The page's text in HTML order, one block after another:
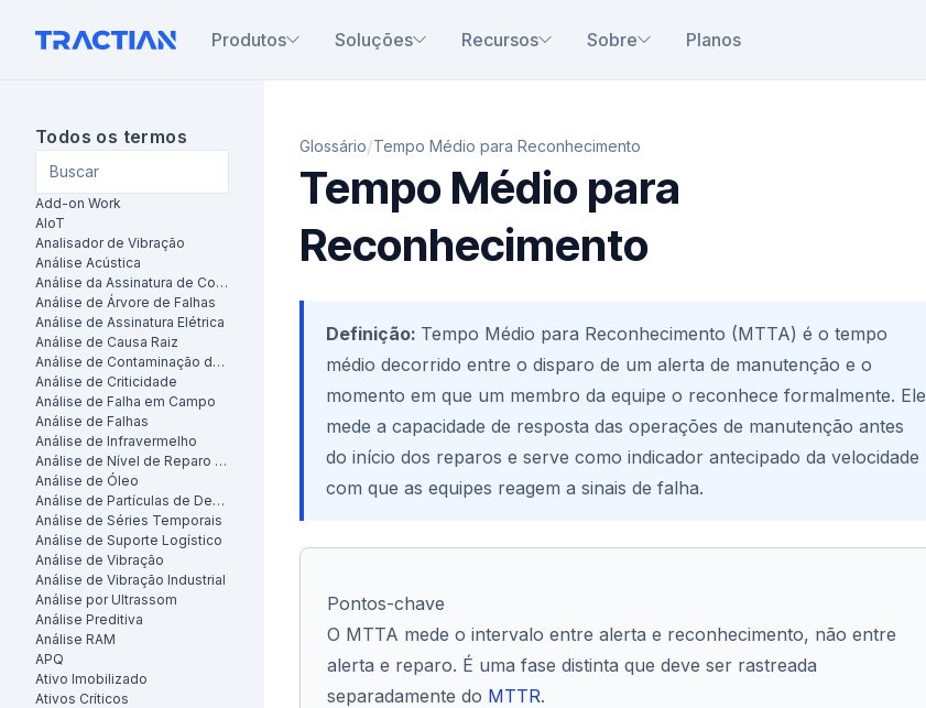
Produtos Soluções Recursos Sobre Planos
Todos os termos
Add-on Work
AIoT
Analisador de Vibração
Análise Acústica
Análise da Assinatura de Corrente do Motor (MCSA)
Análise de Árvore de Falhas
Análise de Assinatura Elétrica
Análise de Causa Raiz
Análise de Contaminação de Óleo
Análise de Criticidade
Análise de Falha em Campo
Análise de Falhas
Análise de Infravermelho
Análise de Nível de Reparo (LORA)
Análise de Óleo
Análise de Partículas de Desgaste
Análise de Séries Temporais
Análise de Suporte Logístico
Análise de Vibração
Análise de Vibração Industrial
Análise por Ultrassom
Análise Preditiva
Análise RAM
APQ
Ativo Imobilizado
Ativos Críticos
Glossário/Tempo Médio para Reconhecimento
Tempo Médio para
Reconhecimento
Definição: Tempo Médio para Reconhecimento (MTTA) é o tempo
médio decorrido entre o disparo de um alerta de manutenção e o
momento em que um membro da equipe o reconhece formalmente. Ele
mede a capacidade de resposta das operações de manutenção antes
do início dos reparos e serve como indicador antecipado da velocidade
com que as equipes reagem a sinais de falha.
Pontos-chave
O MTTA mede o intervalo entre alerta e reconhecimento, não entre
alerta e reparo. É uma fase distinta que deve ser rastreada
separadamente do MTTR.